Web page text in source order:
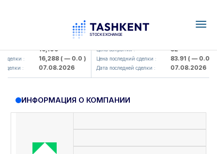
16,100
: 16,288( — 0.0 )
: 07.08.2026
KFSK (<Kafolat sug'urta
Цена закрытия : 82
Цена последний сделки : 83.91( — 0.0 )
Дата последней сделки : 07.08.2026
ИНФОРМАЦИЯ О КОМПАНИИ